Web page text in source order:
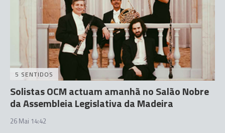
5 SENTIDOS
Solistas OCM actuam amanhã no Salão Nobre
da Assembleia Legislativa da Madeira
26 Mai 14:42